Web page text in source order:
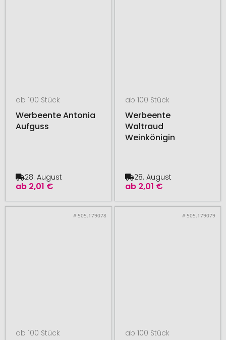
ab 100 Stück
Werbeente Antonia
Aufguss
ab 2,01 €
28. August
ab 100 Stück
Werbeente
Waltraud
Weinkönigin
ab 2,01 €
28. August
# 505.179078
ab 100 Stück
# 505.179079
ab 100 Stück